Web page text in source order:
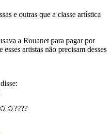
e outras que a classe artística
a Rouanet para pagar por
artistas não precisam desses
disse: